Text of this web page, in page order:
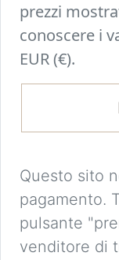
prezzi
conoscere i
EUR (€).
Questo sito
pagamento.
pulsante
venditore di